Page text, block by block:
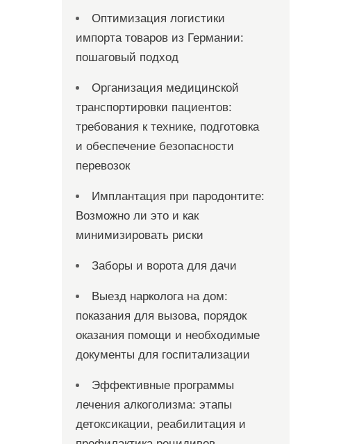
Оптимизация логистики
импорта товаров из Германии:
пошаговый подход
Организация медицинской
транспортировки пациентов:
требования к технике, подготовка
и обеспечение безопасности
перевозок
Имплантация при пародонтите:
Возможно ли это и как
минимизировать риски
Заборы и ворота для дачи
Выезд нарколога на дом:
показания для вызова, порядок
оказания помощи и необходимые
документы для госпитализации
Эффективные программы
лечения алкоголизма: этапы
детоксикации, реабилитация и